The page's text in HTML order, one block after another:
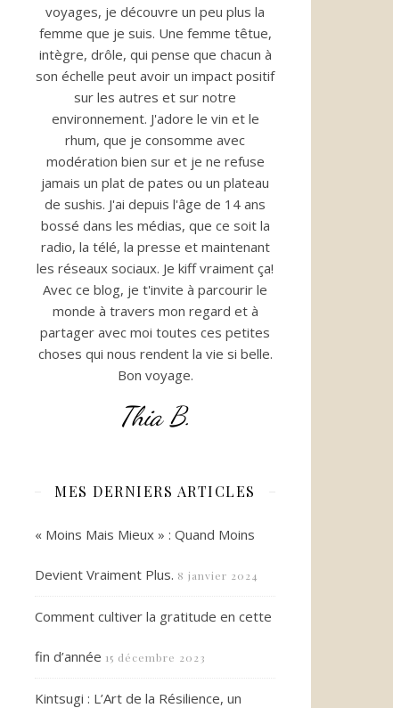
voyages, je découvre un peu plus la
femme que je suis. Une femme têtue,
intègre, drôle, qui pense que chacun à
son échelle peut avoir un impact positif
sur les autres et sur notre
environnement. J'adore le vin et le
rhum, que je consomme avec
modération bien sur et je ne refuse
jamais un plat de pates ou un plateau
de sushis. J'ai depuis l'âge de 14 ans
bossé dans les médias, que ce soit la
radio, la télé, la presse et maintenant
les réseaux sociaux. Je kiff vraiment ça!
Avec ce blog, je t'invite à parcourir le
monde à travers mon regard et à
partager avec moi toutes ces petites
choses qui nous rendent la vie si belle.
Bon voyage.
Thia B.
MES DERNIERS ARTICLES
« Moins Mais Mieux » : Quand Moins
Devient Vraiment Plus. 8 janvier 2024
Comment cultiver la gratitude en cette
fin d’année 15 décembre 2023
Kintsugi : L’Art de la Résilience, un